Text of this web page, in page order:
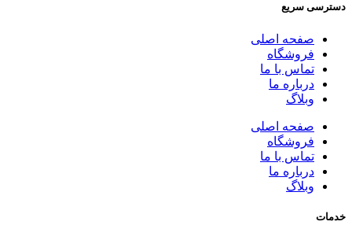
دسترسی سریع
صفحه اصلی
فروشگاه
تماس با ما
درباره ما
وبلاگ
صفحه اصلی
فروشگاه
تماس با ما
درباره ما
وبلاگ
خدمات